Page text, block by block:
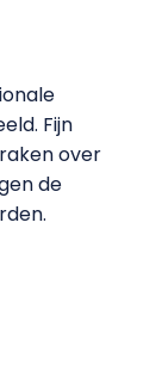
Fijn
over
de